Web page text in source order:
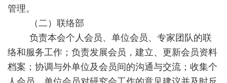
管理。
（二）联络部
负责本会个人会员、单位会员、专家团队的联
络和服务工作；负责发展会员，建立、更新会员资料
档案；协调与外单位及会员间的沟通与交流；收集个